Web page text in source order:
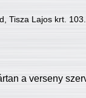
Tisza Lajos krt. 103.
a verseny